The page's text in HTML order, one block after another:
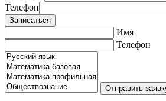
Телефон
Записаться
Имя
Телефон